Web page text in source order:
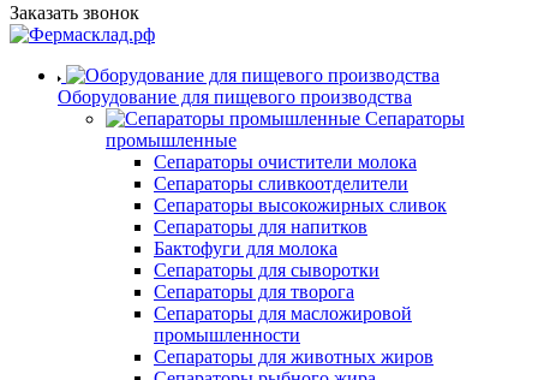
Заказать звонок
Оборудование для пищевого производства
Сепараторы
промышленные
Сепараторы очистители молока
Сепараторы сливкоотделители
Сепараторы высокожирных сливок
Сепараторы для напитков
Бактофуги для молока
Сепараторы для сыворотки
Сепараторы для творога
Сепараторы для масложировой
промышленности
Сепараторы для животных жиров